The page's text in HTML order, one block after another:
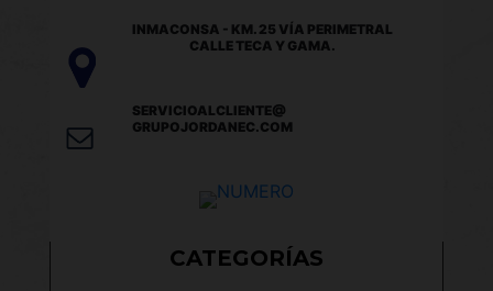
INMACONSA - KM. 25 VÍA PERIMETRAL
CALLE TECA Y GAMA.
SERVICIOALCLIENTE@
GRUPOJORDANEC.COM
CATEGORÍAS